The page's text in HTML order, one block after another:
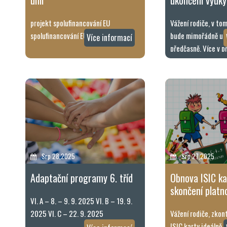
projekt spolufinancování EU
spolufinancování EUVíce informací
Vážení rodiče, v
bude mimořádně
předčasně. Více v
dokumentu.
Srp 28,2025
Adaptační programy 6. tříd
VI. A – 8. – 9. 9. 2025 VI. B – 19. 9.
2025 VI. C – 22. 9. 2025
Srp 27,2025
Obnova ISIC
skončení
Vážení rodiče,